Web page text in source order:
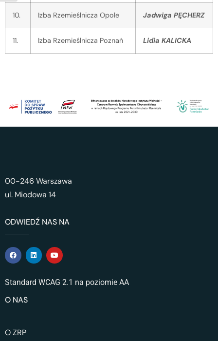
10. Izba Rzemieślnicza Opole Jadwiga PĘCHERZ
11. Izba Rzemieślnicza Poznań Lidia KALICKA
00-246 Warszawa
ul. Miodowa 14
ODWIEDŹ NAS NA
Standard WCAG 2.1 na poziomie AA
O NAS
O ZRP